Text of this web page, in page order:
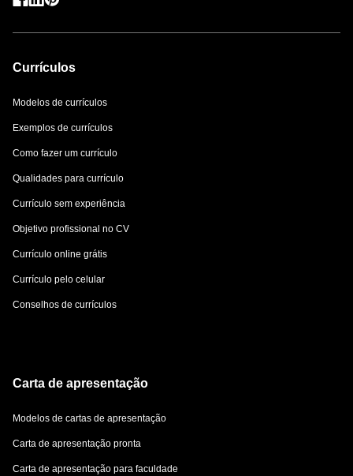
Currículos
Modelos de currículos
Exemplos de currículos
Como fazer um currículo
Qualidades para currículo
Currículo sem experiência
Objetivo profissional no CV
Currículo online grátis
Currículo pelo celular
Conselhos de currículos
Carta de apresentação
Modelos de cartas de apresentação
Carta de apresentação pronta
Carta de apresentação para faculdade